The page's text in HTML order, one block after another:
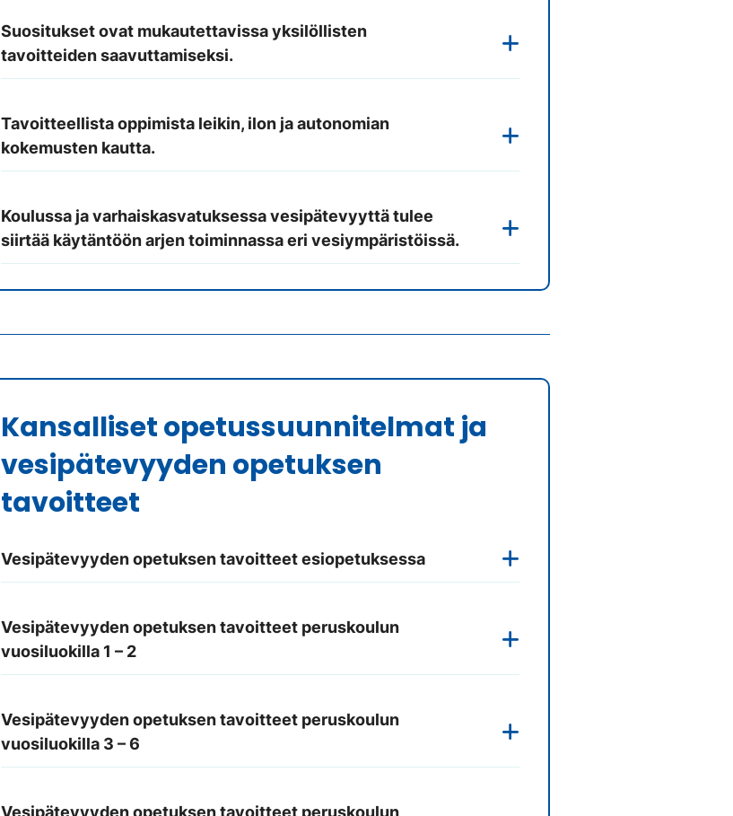
Suositukset ovat mukautettavissa yksilöllisten
tavoitteiden saavuttamiseksi.
Tavoitteellista oppimista leikin, ilon ja autonomian
kokemusten kautta.
Koulussa ja varhaiskasvatuksessa vesipätevyyttä tulee
siirtää käytäntöön arjen toiminnassa eri vesiympäristöissä.
Kansalliset opetussuunnitelmat ja
vesipätevyyden opetuksen
tavoitteet
Vesipätevyyden opetuksen tavoitteet esiopetuksessa
Vesipätevyyden opetuksen tavoitteet peruskoulun
vuosiluokilla 1 – 2
Vesipätevyyden opetuksen tavoitteet peruskoulun
vuosiluokilla 3 – 6
Vesipätevyyden opetuksen tavoitteet peruskoulun